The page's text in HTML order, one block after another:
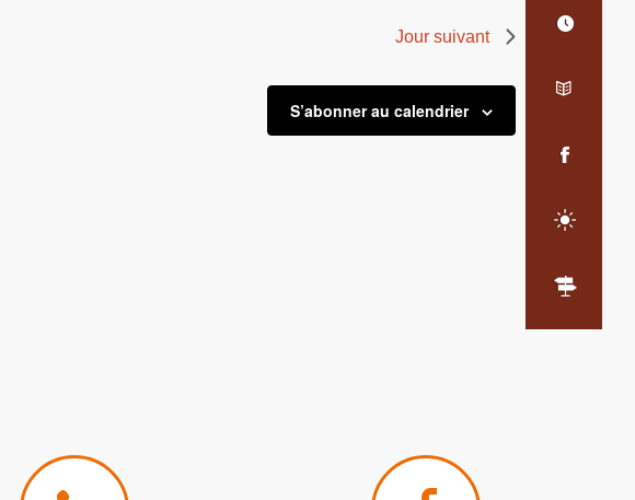
Jour suivant
S’abonner au calendrier